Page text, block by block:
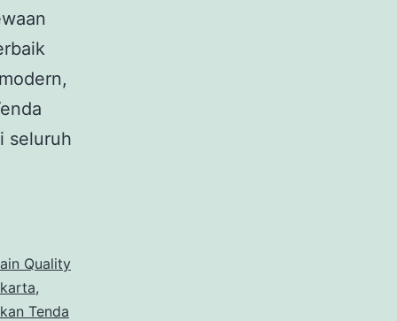
seluruh
Quality
,
Tenda